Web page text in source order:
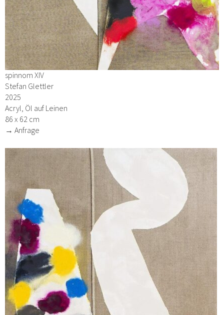
spinnom XIV
Stefan Glettler
2025
Acryl, Öl auf Leinen
86 x 62 cm
→ Anfrage